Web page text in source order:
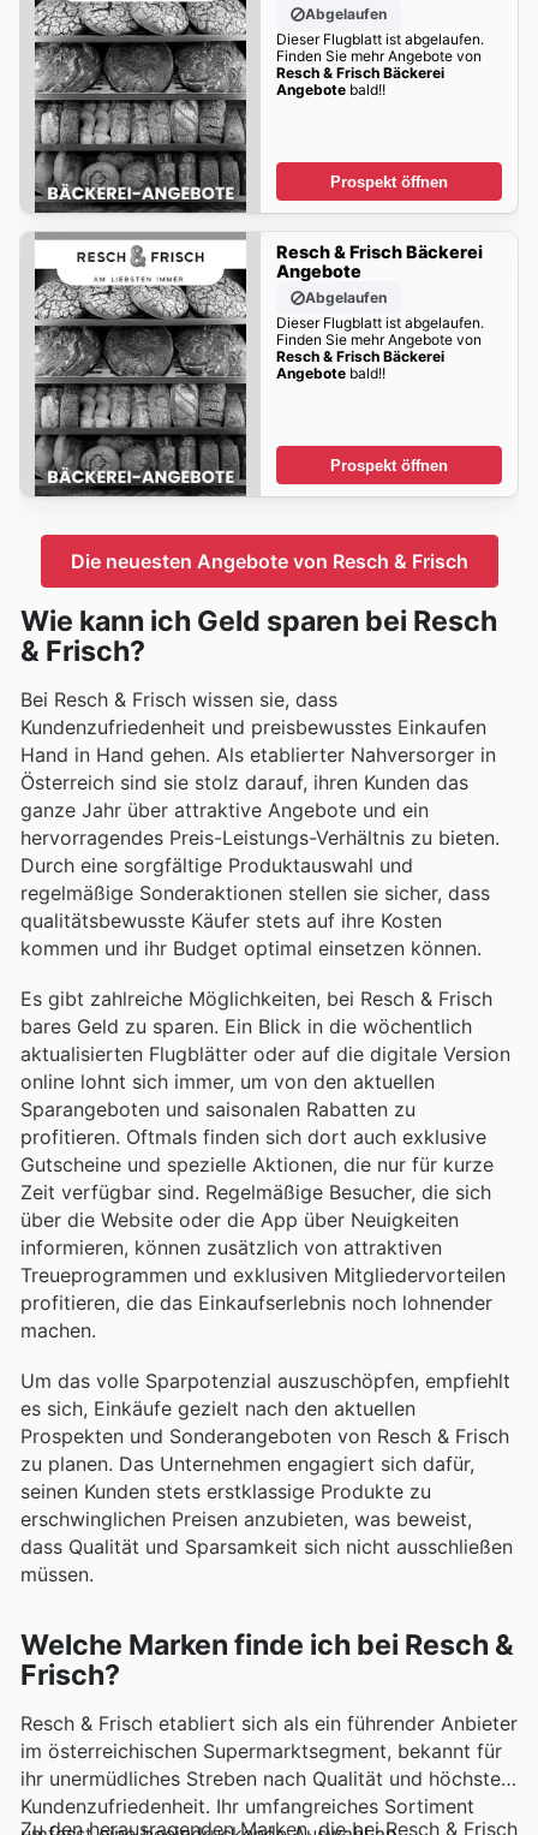
Abgelaufen
Dieser Flugblatt ist abgelaufen.
Finden Sie mehr Angebote von
Resch & Frisch Bäckerei
Angebotebald!!
Prospekt öffnen
Resch & Frisch Bäckerei
Angebote
Abgelaufen
Dieser Flugblatt ist abgelaufen.
Finden Sie mehr Angebote von
Resch & Frisch Bäckerei
Angebotebald!!
Prospekt öffnen
Die neuesten Angebote von Resch & Frisch
Wie kann ich Geld sparen bei Resch
& Frisch?
Bei Resch & Frisch wissen sie, dass
Kundenzufriedenheit und preisbewusstes Einkaufen
Hand in Hand gehen. Als etablierter Nahversorger in
Österreich sind sie stolz darauf, ihren Kunden das
ganze Jahr über attraktive Angebote und ein
hervorragendes Preis-Leistungs-Verhältnis zu bieten.
Durch eine sorgfältige Produktauswahl und
regelmäßige Sonderaktionen stellen sie sicher, dass
qualitätsbewusste Käufer stets auf ihre Kosten
kommen und ihr Budget optimal einsetzen können.
Es gibt zahlreiche Möglichkeiten, bei Resch & Frisch
bares Geld zu sparen. Ein Blick in die wöchentlich
aktualisierten Flugblätter oder auf die digitale Version
online lohnt sich immer, um von den aktuellen
Sparangeboten und saisonalen Rabatten zu
profitieren. Oftmals finden sich dort auch exklusive
Gutscheine und spezielle Aktionen, die nur für kurze
Zeit verfügbar sind. Regelmäßige Besucher, die sich
über die Website oder die App über Neuigkeiten
informieren, können zusätzlich von attraktiven
Treueprogrammen und exklusiven Mitgliedervorteilen
profitieren, die das Einkaufserlebnis noch lohnender
machen.
Um das volle Sparpotenzial auszuschöpfen, empfiehlt
es sich, Einkäufe gezielt nach den aktuellen
Prospekten und Sonderangeboten von Resch & Frisch
zu planen. Das Unternehmen engagiert sich dafür,
seinen Kunden stets erstklassige Produkte zu
erschwinglichen Preisen anzubieten, was beweist,
dass Qualität und Sparsamkeit sich nicht ausschließen
müssen.
Welche Marken finde ich bei Resch &
Frisch?
Resch & Frisch etabliert sich als ein führender Anbieter
im österreichischen Supermarktsegment, bekannt für
ihr unermüdliches Streben nach Qualität und höchster
Kundenzufriedenheit. Ihr umfangreiches Sortiment
Zu den herausragenden Marken, die bei Resch & Frisch